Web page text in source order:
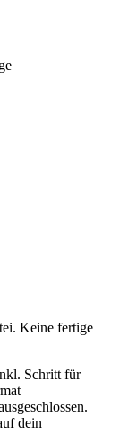
Keine fertige
Schritt für
dein